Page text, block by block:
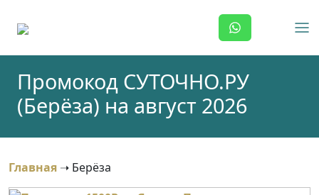
Промокод СУТОЧНО.РУ
(Берёза) на август 2026
Главная ➝ Берёза